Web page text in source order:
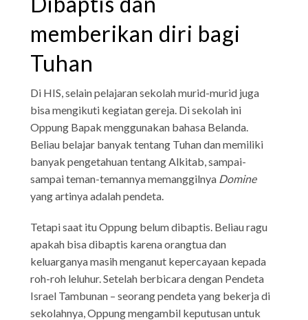
memberikan diri bagi
Tuhan
Di HIS, selain pelajaran sekolah murid-murid juga
bisa mengikuti kegiatan gereja. Di sekolah ini
Oppung Bapak menggunakan bahasa Belanda.
Beliau belajar banyak tentang Tuhan dan memiliki
banyak pengetahuan tentang Alkitab, sampai-
sampai teman-temannya memanggilnya Domine
yang artinya adalah pendeta.
Tetapi saat itu Oppung belum dibaptis. Beliau ragu
apakah bisa dibaptis karena orangtua dan
keluarganya masih menganut kepercayaan kepada
roh-roh leluhur. Setelah berbicara dengan Pendeta
Israel Tambunan – seorang pendeta yang bekerja di
sekolahnya, Oppung mengambil keputusan untuk